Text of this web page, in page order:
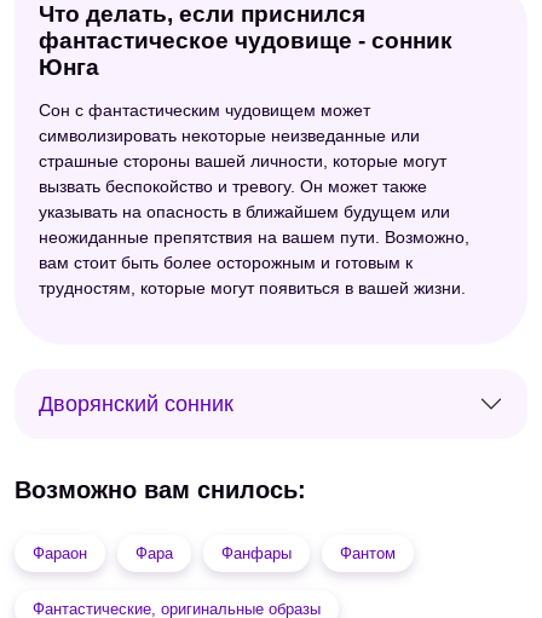
Что делать, если приснился
фантастическое чудовище - сонник
Юнга
Сон с фантастическим чудовищем может
символизировать некоторые неизведанные или
страшные стороны вашей личности, которые могут
вызвать беспокойство и тревогу. Он может также
указывать на опасность в ближайшем будущем или
неожиданные препятствия на вашем пути. Возможно,
вам стоит быть более осторожным и готовым к
трудностям, которые могут появиться в вашей жизни.
Дворянский сонник
Возможно вам снилось:
Фараон Фара Фанфары Фантом
Фантастические, оригинальные образы